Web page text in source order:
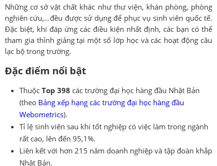
Những cơ sở vật chất khác như thư viện, khán phòng, phòng
nghiên cứu,…đều được sử dụng để phục vụ sinh viên quốc tế.
Đặc biệt, khi đáp ứng các điều kiện nhất định, các bạn có thể
tham gia thỉnh giảng tại một số lớp học và các hoạt động câu
lạc bộ trong trường.
Đặc điểm nổi bật
Thuộc Top 398 các trường đại học hàng đầu Nhật Bản
(theo Bảng xếp hạng các trường đại học hàng đầu
Webometrics).
Tỉ lệ sinh viên sau khi tốt nghiệp có việc làm trong ngành
rất cao, lên đến 95,1%.
Liên kết với hơn 215 năm doanh nghiệp và tập đoàn khắp
Nhật Bản.